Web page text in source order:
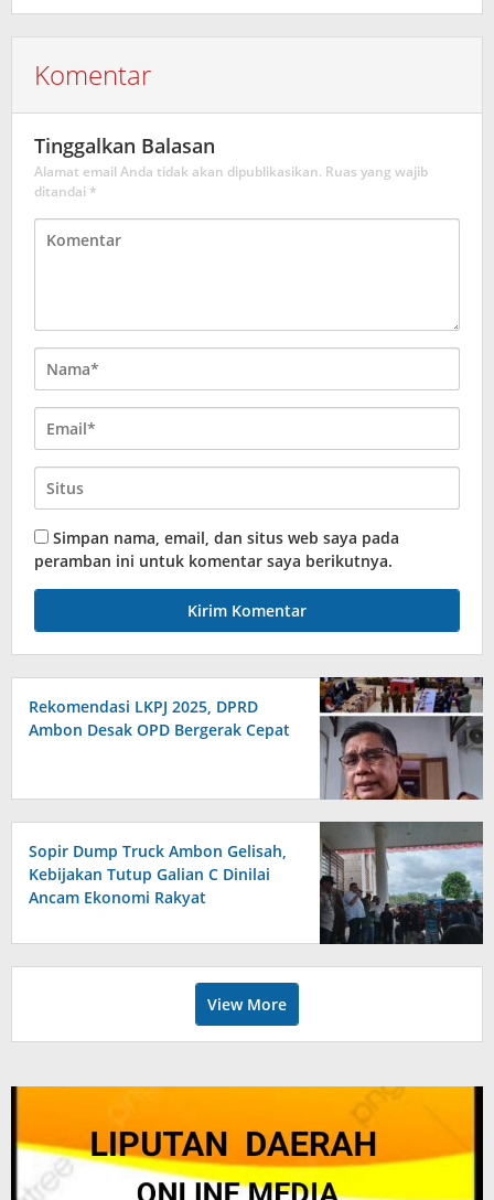
Komentar
Tinggalkan Balasan
Alamat email Anda tidak akan dipublikasikan. Ruas yang wajib
ditandai *
Simpan nama, email, dan situs web saya pada
peramban ini untuk komentar saya berikutnya.
Rekomendasi LKPJ 2025, DPRD
Ambon Desak OPD Bergerak Cepat
Sopir Dump Truck Ambon Gelisah,
Kebijakan Tutup Galian C Dinilai
Ancam Ekonomi Rakyat
View More